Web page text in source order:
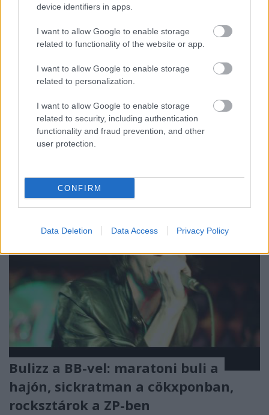
device identifiers in apps.
I want to allow Google to enable storage
related to functionality of the website or app.
I want to allow Google to enable storage
related to personalization.
I want to allow Google to enable storage
related to security, including authentication
functionality and fraud prevention, and other
user protection.
CONFIRM
Data Deletion Data Access Privacy Policy
Lemeztáska – Ligeti György (We Are
Rockstars)
rerecorder•2013. május 30.
Hajrázós indie-rocktól indult (a kaposvári Puzzle-
Alan McGee segítségével – most pedig a Žagar
gitárosa és We Are Rockstars nevű zenekarát vezeti a
klasszikus képzettségű Ligeti György. Hamarosan
megjelenik (a 2011-es, most…
Bulizz a BB-vel: maratoni buli a
hajón, sickratman a cökxponban,
rocksztárok a ZP-ben